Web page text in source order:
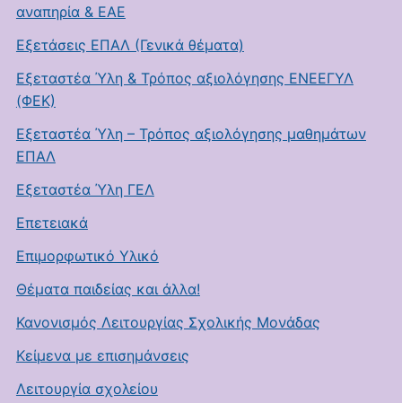
αναπηρία & ΕΑΕ
Εξετάσεις ΕΠΑΛ (Γενικά θέματα)
Εξεταστέα Ύλη & Τρόπος αξιολόγησης ΕΝΕΕΓΥΛ
(ΦΕΚ)
Εξεταστέα Ύλη – Τρόπος αξιολόγησης μαθημάτων
ΕΠΑΛ
Εξεταστέα Ύλη ΓΕΛ
Επετειακά
Επιμορφωτικό Υλικό
Θέματα παιδείας και άλλα!
Κανονισμός Λειτουργίας Σχολικής Μονάδας
Κείμενα με επισημάνσεις
Λειτουργία σχολείου